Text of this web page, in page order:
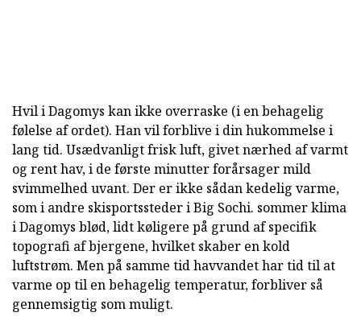
Hvil i Dagomys kan ikke overraske (i en behagelig
følelse af ordet). Han vil forblive i din hukommelse i
lang tid. Usædvanligt frisk luft, givet nærhed af varmt
og rent hav, i de første minutter forårsager mild
svimmelhed uvant. Der er ikke sådan kedelig varme,
som i andre skisportssteder i Big Sochi. sommer klima
i Dagomys blød, lidt køligere på grund af specifik
topografi af bjergene, hvilket skaber en kold
luftstrøm. Men på samme tid havvandet har tid til at
varme op til en behagelig temperatur, forbliver så
gennemsigtig som muligt.